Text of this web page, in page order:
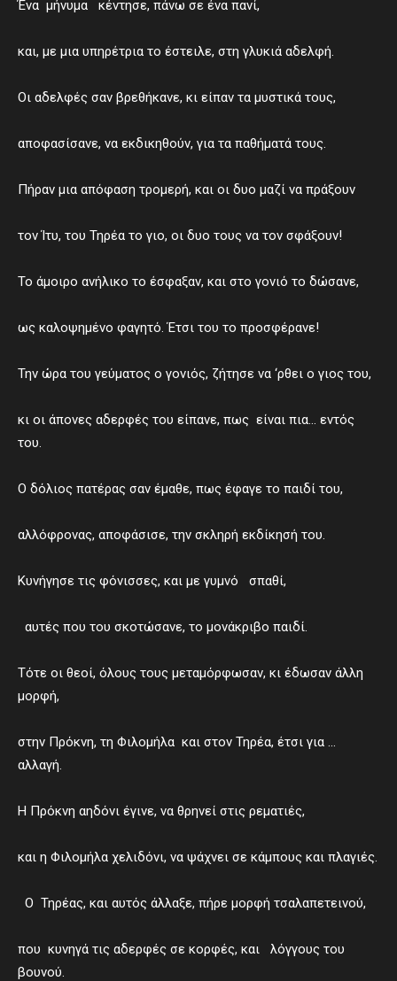
Ένα μήνυμα κέντησε, πάνω σε ένα πανί,
και, με μια υπηρέτρια το έστειλε, στη γλυκιά αδελφή.
Οι αδελφές σαν βρεθήκανε, κι είπαν τα μυστικά τους,
αποφασίσανε, να εκδικηθούν, για τα παθήματά τους.
Πήραν μια απόφαση τρομερή, και οι δυο μαζί να πράξουν
τον Ίτυ, του Τηρέα το γιο, οι δυο τους να τον σφάξουν!
Το άμοιρο ανήλικο το έσφαξαν, και στο γονιό το δώσανε,
ως καλοψημένο φαγητό. Έτσι του το προσφέρανε!
Την ώρα του γεύματος ο γονιός, ζήτησε να ‘ρθει ο γιος του,
κι οι άπονες αδερφές του είπανε, πως είναι πια… εντός
του.
Ο δόλιος πατέρας σαν έμαθε, πως έφαγε το παιδί του,
αλλόφρονας, αποφάσισε, την σκληρή εκδίκησή του.
Κυνήγησε τις φόνισσες, και με γυμνό σπαθί,
αυτές που του σκοτώσανε, το μονάκριβο παιδί.
Τότε οι θεοί, όλους τους μεταμόρφωσαν, κι έδωσαν άλλη
μορφή,
στην Πρόκνη, τη Φιλομήλα και στον Τηρέα, έτσι για …
αλλαγή.
Η Πρόκνη αηδόνι έγινε, να θρηνεί στις ρεματιές,
και η Φιλομήλα χελιδόνι, να ψάχνει σε κάμπους και πλαγιές.
Ο Τηρέας, και αυτός άλλαξε, πήρε μορφή τσαλαπετεινού,
που κυνηγά τις αδερφές σε κορφές, και λόγγους του
βουνού.